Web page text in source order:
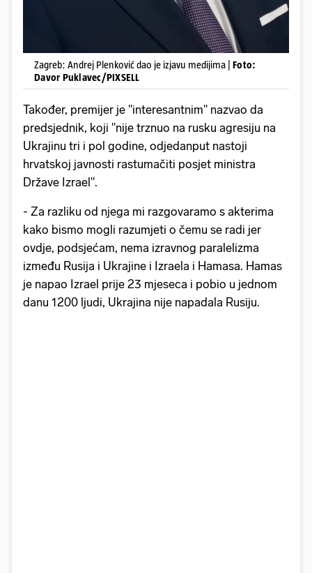
Zagreb: Andrej Plenković dao je izjavu medijima | Foto:
Davor Puklavec/PIXSELL
Također, premijer je "interesantnim" nazvao da
predsjednik, koji "nije trznuo na rusku agresiju na
Ukrajinu tri i pol godine, odjedanput nastoji
hrvatskoj javnosti rastumačiti posjet ministra
Države Izrael".
- Za razliku od njega mi razgovaramo s akterima
kako bismo mogli razumjeti o čemu se radi jer
ovdje, podsjećam, nema izravnog paralelizma
između Rusija i Ukrajine i Izraela i Hamasa. Hamas
je napao Izrael prije 23 mjeseca i pobio u jednom
danu 1200 ljudi, Ukrajina nije napadala Rusiju.